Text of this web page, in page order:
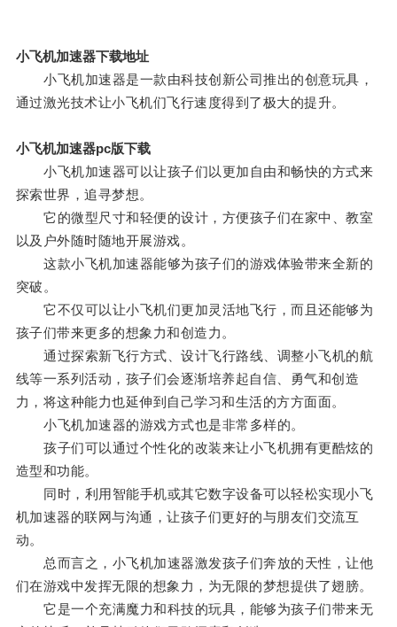
小飞机加速器下载地址
小飞机加速器是一款由科技创新公司推出的创意玩具，
通过激光技术让小飞机们飞行速度得到了极大的提升。
小飞机加速器pc版下载
小飞机加速器可以让孩子们以更加自由和畅快的方式来
探索世界，追寻梦想。
它的微型尺寸和轻便的设计，方便孩子们在家中、教室
以及户外随时随地开展游戏。
这款小飞机加速器能够为孩子们的游戏体验带来全新的
突破。
它不仅可以让小飞机们更加灵活地飞行，而且还能够为
孩子们带来更多的想象力和创造力。
通过探索新飞行方式、设计飞行路线、调整小飞机的航
线等一系列活动，孩子们会逐渐培养起自信、勇气和创造
力，将这种能力也延伸到自己学习和生活的方方面面。
小飞机加速器的游戏方式也是非常多样的。
孩子们可以通过个性化的改装来让小飞机拥有更酷炫的
造型和功能。
同时，利用智能手机或其它数字设备可以轻松实现小飞
机加速器的联网与沟通，让孩子们更好的与朋友们交流互
动。
总而言之，小飞机加速器激发孩子们奔放的天性，让他
们在游戏中发挥无限的想象力，为无限的梦想提供了翅膀。
它是一个充满魔力和科技的玩具，能够为孩子们带来无